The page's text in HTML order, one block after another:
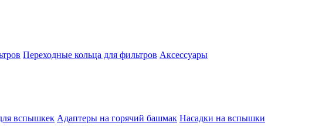
Переходные кольца для фильтров Аксессуары
вспышкек Адаптеры на горячий башмак Насадки на вспышки